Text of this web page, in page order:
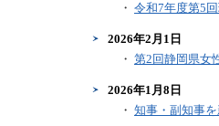
・ 令和7年度第5
2026年2月1日
・ 第2回静岡県女
2026年1月8日
・ 知事・副知事を